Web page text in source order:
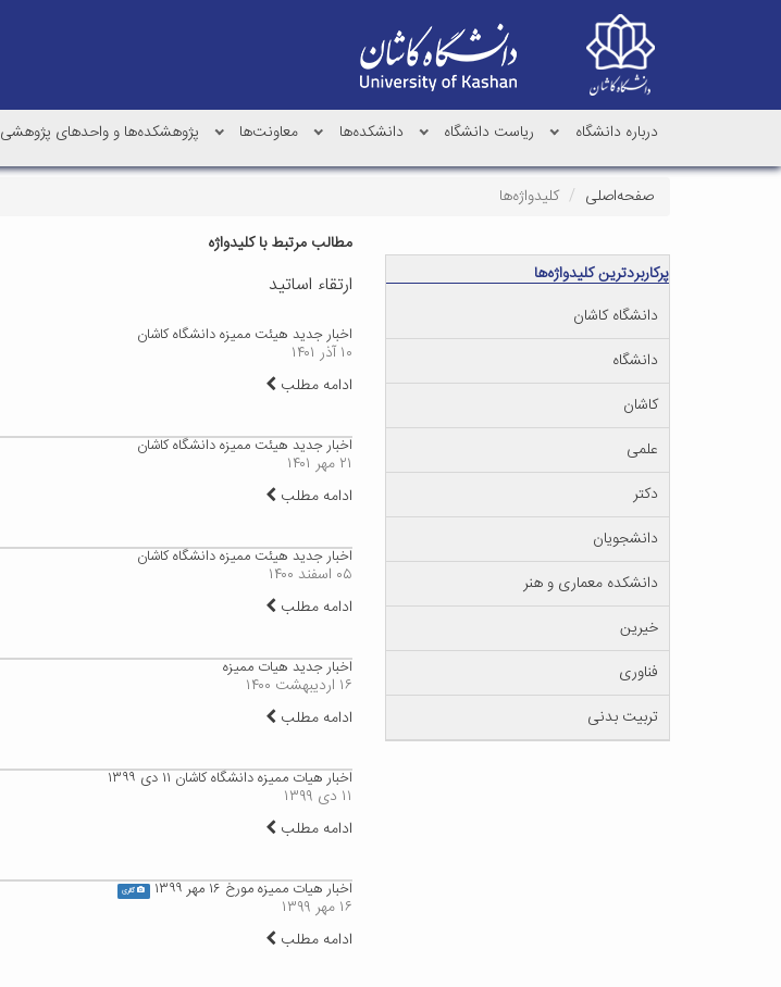
درباره دانشگاه ریاست دانشگاه دانشکده‌ها معاونت‌ها پژوهشکده‌ها و واحدهای پژوهشی
صفحه‌اصلی
کلیدواژه‌ها
مطالب مرتبط با کلیدواژه
ارتقاء اساتید
اخبار جدید هیئت ممیزه دانشگاه کاشان
۱۰ آذر ۱۴۰۱
ادامه مطلب
اخبار جدید هیئت ممیزه دانشگاه کاشان
۲۱ مهر ۱۴۰۱
ادامه مطلب
اخبار جدید هیئت ممیزه دانشگاه کاشان
۰۵ اسفند ۱۴۰۰
ادامه مطلب
اخبار جدید هیات ممیزه
۱۶ اردیبهشت ۱۴۰۰
ادامه مطلب
اخبار هیات ممیزه دانشگاه کاشان ۱۱ دی ۱۳۹۹
۱۱ دی ۱۳۹۹
ادامه مطلب
اخبار هیات ممیزه مورخ ۱۶ مهر ۱۳۹۹ گالری
۱۶ مهر ۱۳۹۹
ادامه مطلب
پرکاربردترین کلیدواژه‌ها
دانشگاه کاشان
دانشگاه
کاشان
علمی
دکتر
دانشجویان
دانشکده معماری و هنر
خیرین
فناوری
تربیت بدنی